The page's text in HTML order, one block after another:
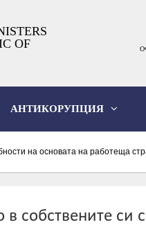
OF
АНТИКОРУПЦИЯ
на основата на работеща
собствените си